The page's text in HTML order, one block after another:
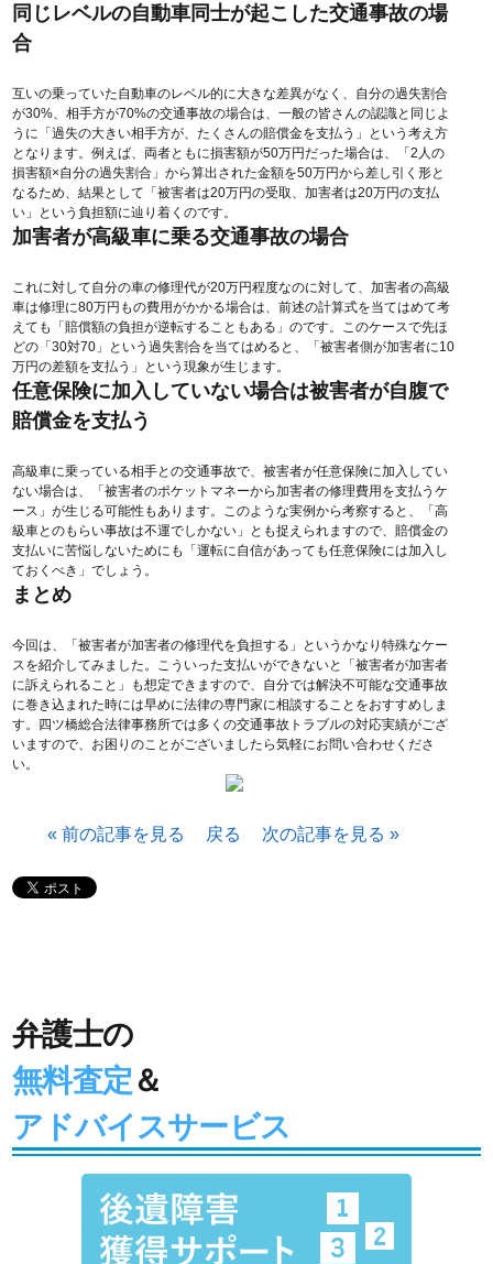
同じレベルの自動車同士が起こした交通事故の場
合
互いの乗っていた自動車のレベル的に大きな差異がなく、自分の過失割合
が30%、相手方が70%の交通事故の場合は、一般の皆さんの認識と同じよ
うに「過失の大きい相手方が、たくさんの賠償金を支払う」という考え方
となります。例えば、両者ともに損害額が50万円だった場合は、「2人の
損害額×自分の過失割合」から算出された金額を50万円から差し引く形と
なるため、結果として「被害者は20万円の受取、加害者は20万円の支払
い」という負担額に辿り着くのです。
加害者が高級車に乗る交通事故の場合
これに対して自分の車の修理代が20万円程度なのに対して、加害者の高級
車は修理に80万円もの費用がかかる場合は、前述の計算式を当てはめて考
えても「賠償額の負担が逆転することもある」のです。このケースで先ほ
どの「30対70」という過失割合を当てはめると、「被害者側が加害者に10
万円の差額を支払う」という現象が生じます。
任意保険に加入していない場合は被害者が自腹で
賠償金を支払う
高級車に乗っている相手との交通事故で、被害者が任意保険に加入してい
ない場合は、「被害者のポケットマネーから加害者の修理費用を支払うケ
ース」が生じる可能性もあります。 このような実例から考察すると、「高
級車とのもらい事故は不運でしかない」とも捉えられますので、賠償金の
支払いに苦悩しないためにも「運転に自信があっても任意保険には加入し
ておくべき」でしょう。
まとめ
今回は、「被害者が加害者の修理代を負担する」というかなり特殊なケー
スを紹介してみました。 こういった支払いができないと「被害者が加害者
に訴えられること」も想定できますので、自分では解決不可能な交通事故
に巻き込まれた時には早めに法律の専門家に相談することをおすすめしま
す。四ツ橋総合法律事務所では多くの交通事故トラブルの対応実績がござ
いますので、お困りのことがございましたら気軽にお問い合わせくださ
い。
« 前の記事を見る 戻る 次の記事を見る »
弁護士の
無料査定＆
アドバイスサービス